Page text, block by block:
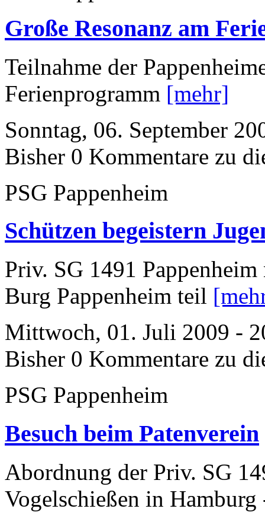
Große Resonanz am
Teilnahme der
Ferienprogramm [mehr]
Sonntag, 06. September
Bisher 0 Kommentare zu
PSG Pappenheim
Schützen begeistern
Priv. SG 1491
Burg Pappenheim teil
Mittwoch, 01. Juli 2009 -
Bisher 0 Kommentare zu
PSG Pappenheim
Besuch beim Patenverein
Abordnung der Priv. SG
Vogelschießen in